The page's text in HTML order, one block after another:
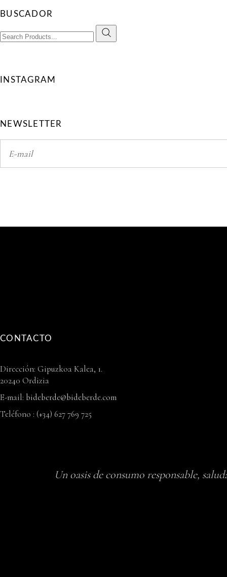
BUSCADOR
Search
for:
INSTAGRAM
NEWSLETTER
CONTACTO
Dirección: Gipuzkoa Kalea, 1.
20240 Ordizia
E-mail: bideberde@bideberde.com
Teléfono : (+34) 627 769 725
Un oasis de consumo responsable,